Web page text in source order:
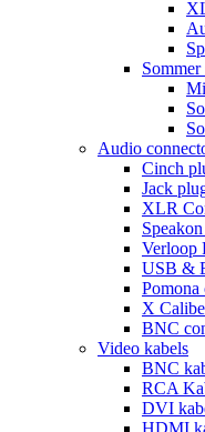
Audio
Cinch
Jack
XLR
Verloop
USB &
Pomona
X
BNC
Video kabels
BNC
RCA
DVI
HDMI